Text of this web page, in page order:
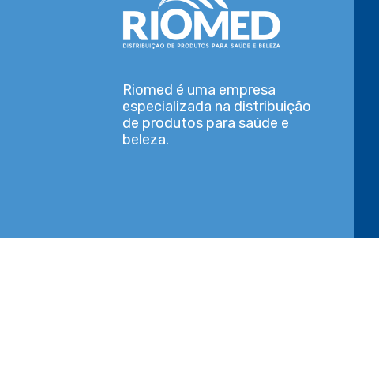
Riomed é uma empresa
especializada na distribuição
de produtos para saúde e
beleza.